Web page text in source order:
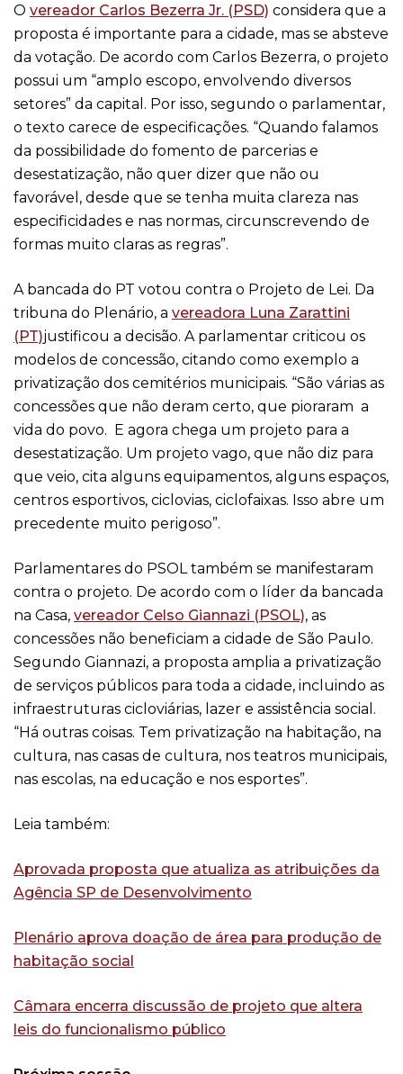
O vereador Carlos Bezerra Jr. (PSD) considera que a
proposta é importante para a cidade, mas se absteve
da votação. De acordo com Carlos Bezerra, o projeto
possui um “amplo escopo, envolvendo diversos
setores” da capital. Por isso, segundo o parlamentar,
o texto carece de especificações. “Quando falamos
da possibilidade do fomento de parcerias e
desestatização, não quer dizer que não ou
favorável, desde que se tenha muita clareza nas
especificidades e nas normas, circunscrevendo de
formas muito claras as regras”.
A bancada do PT votou contra o Projeto de Lei. Da
tribuna do Plenário, a vereadora Luna Zarattini
(PT)justificou a decisão. A parlamentar criticou os
modelos de concessão, citando como exemplo a
privatização dos cemitérios municipais. “São várias as
concessões que não deram certo, que pioraram a
vida do povo. E agora chega um projeto para a
desestatização. Um projeto vago, que não diz para
que veio, cita alguns equipamentos, alguns espaços,
centros esportivos, ciclovias, ciclofaixas. Isso abre um
precedente muito perigoso”.
Parlamentares do PSOL também se manifestaram
contra o projeto. De acordo com o líder da bancada
na Casa, vereador Celso Giannazi (PSOL), as
concessões não beneficiam a cidade de São Paulo.
Segundo Giannazi, a proposta amplia a privatização
de serviços públicos para toda a cidade, incluindo as
infraestruturas cicloviárias, lazer e assistência social.
“Há outras coisas. Tem privatização na habitação, na
cultura, nas casas de cultura, nos teatros municipais,
nas escolas, na educação e nos esportes”.
Leia também:
Aprovada proposta que atualiza as atribuições da
Agência SP de Desenvolvimento
Plenário aprova doação de área para produção de
habitação social
Câmara encerra discussão de projeto que altera
leis do funcionalismo público